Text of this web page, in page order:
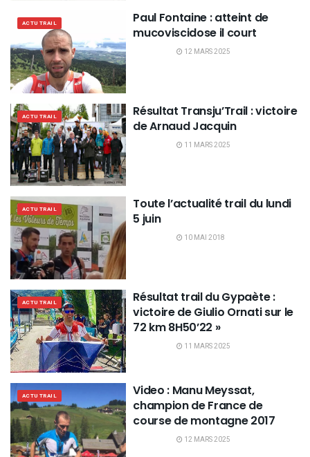
ACTU TRAIL
Paul Fontaine : atteint de
mucoviscidose il court
12 MARS 2025
ACTU TRAIL
Résultat Transju’Trail : victoire
de Arnaud Jacquin
11 MARS 2025
ACTU TRAIL
Toute l’actualité trail du lundi
5 juin
10 MAI 2018
ACTU TRAIL
Résultat trail du Gypaète :
victoire de Giulio Ornati sur le
72 km 8H50’22 »
11 MARS 2025
ACTU TRAIL
Video : Manu Meyssat,
champion de France de
course de montagne 2017
12 MARS 2025